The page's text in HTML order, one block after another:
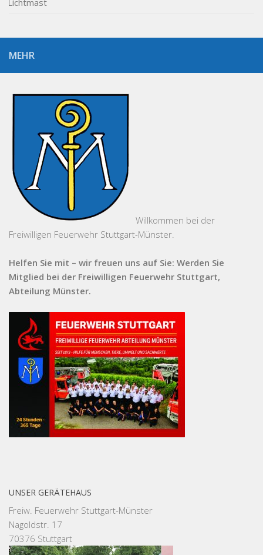
MEHR
Willkommen bei der
Freiwilligen Feuerwehr Stuttgart-Münster.
Helfen Sie mit – wir freuen uns auf Sie: Werden Sie
Mitglied bei der Freiwilligen Feuerwehr Stuttgart,
Abteilung Münster.
UNSER GERÄTEHAUS
Freiw. Feuerwehr Stuttgart-Münster
Nagoldstr. 17
70376 Stuttgart